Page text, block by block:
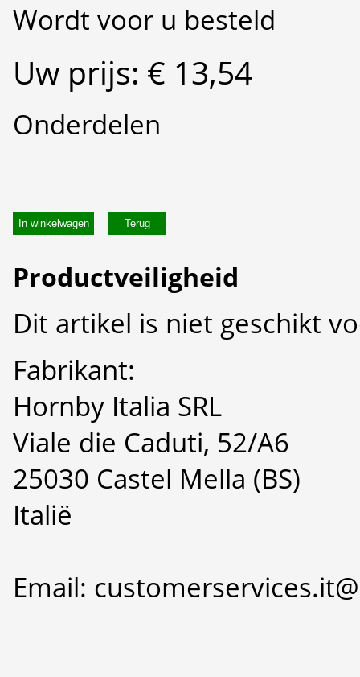
Wordt voor u besteld
Uw prijs: € 13,54
Onderdelen
In winkelwagen
Productveiligheid
Dit artikel is niet geschikt
Fabrikant:
Hornby Italia SRL
Viale die Caduti, 52/A6
25030 Castel Mella (BS)
Italië
Email: